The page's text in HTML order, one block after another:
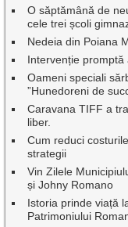
O săptămână de
cele trei școli
Nedeia din Poiana
Intervenție
Oameni speciali
”Hunedoreni de
Caravana TIFF a
liber.
Cum reduci
strategii
Vin Zilele
și Johny Romano
Istoria prinde viață
Patrimoniului